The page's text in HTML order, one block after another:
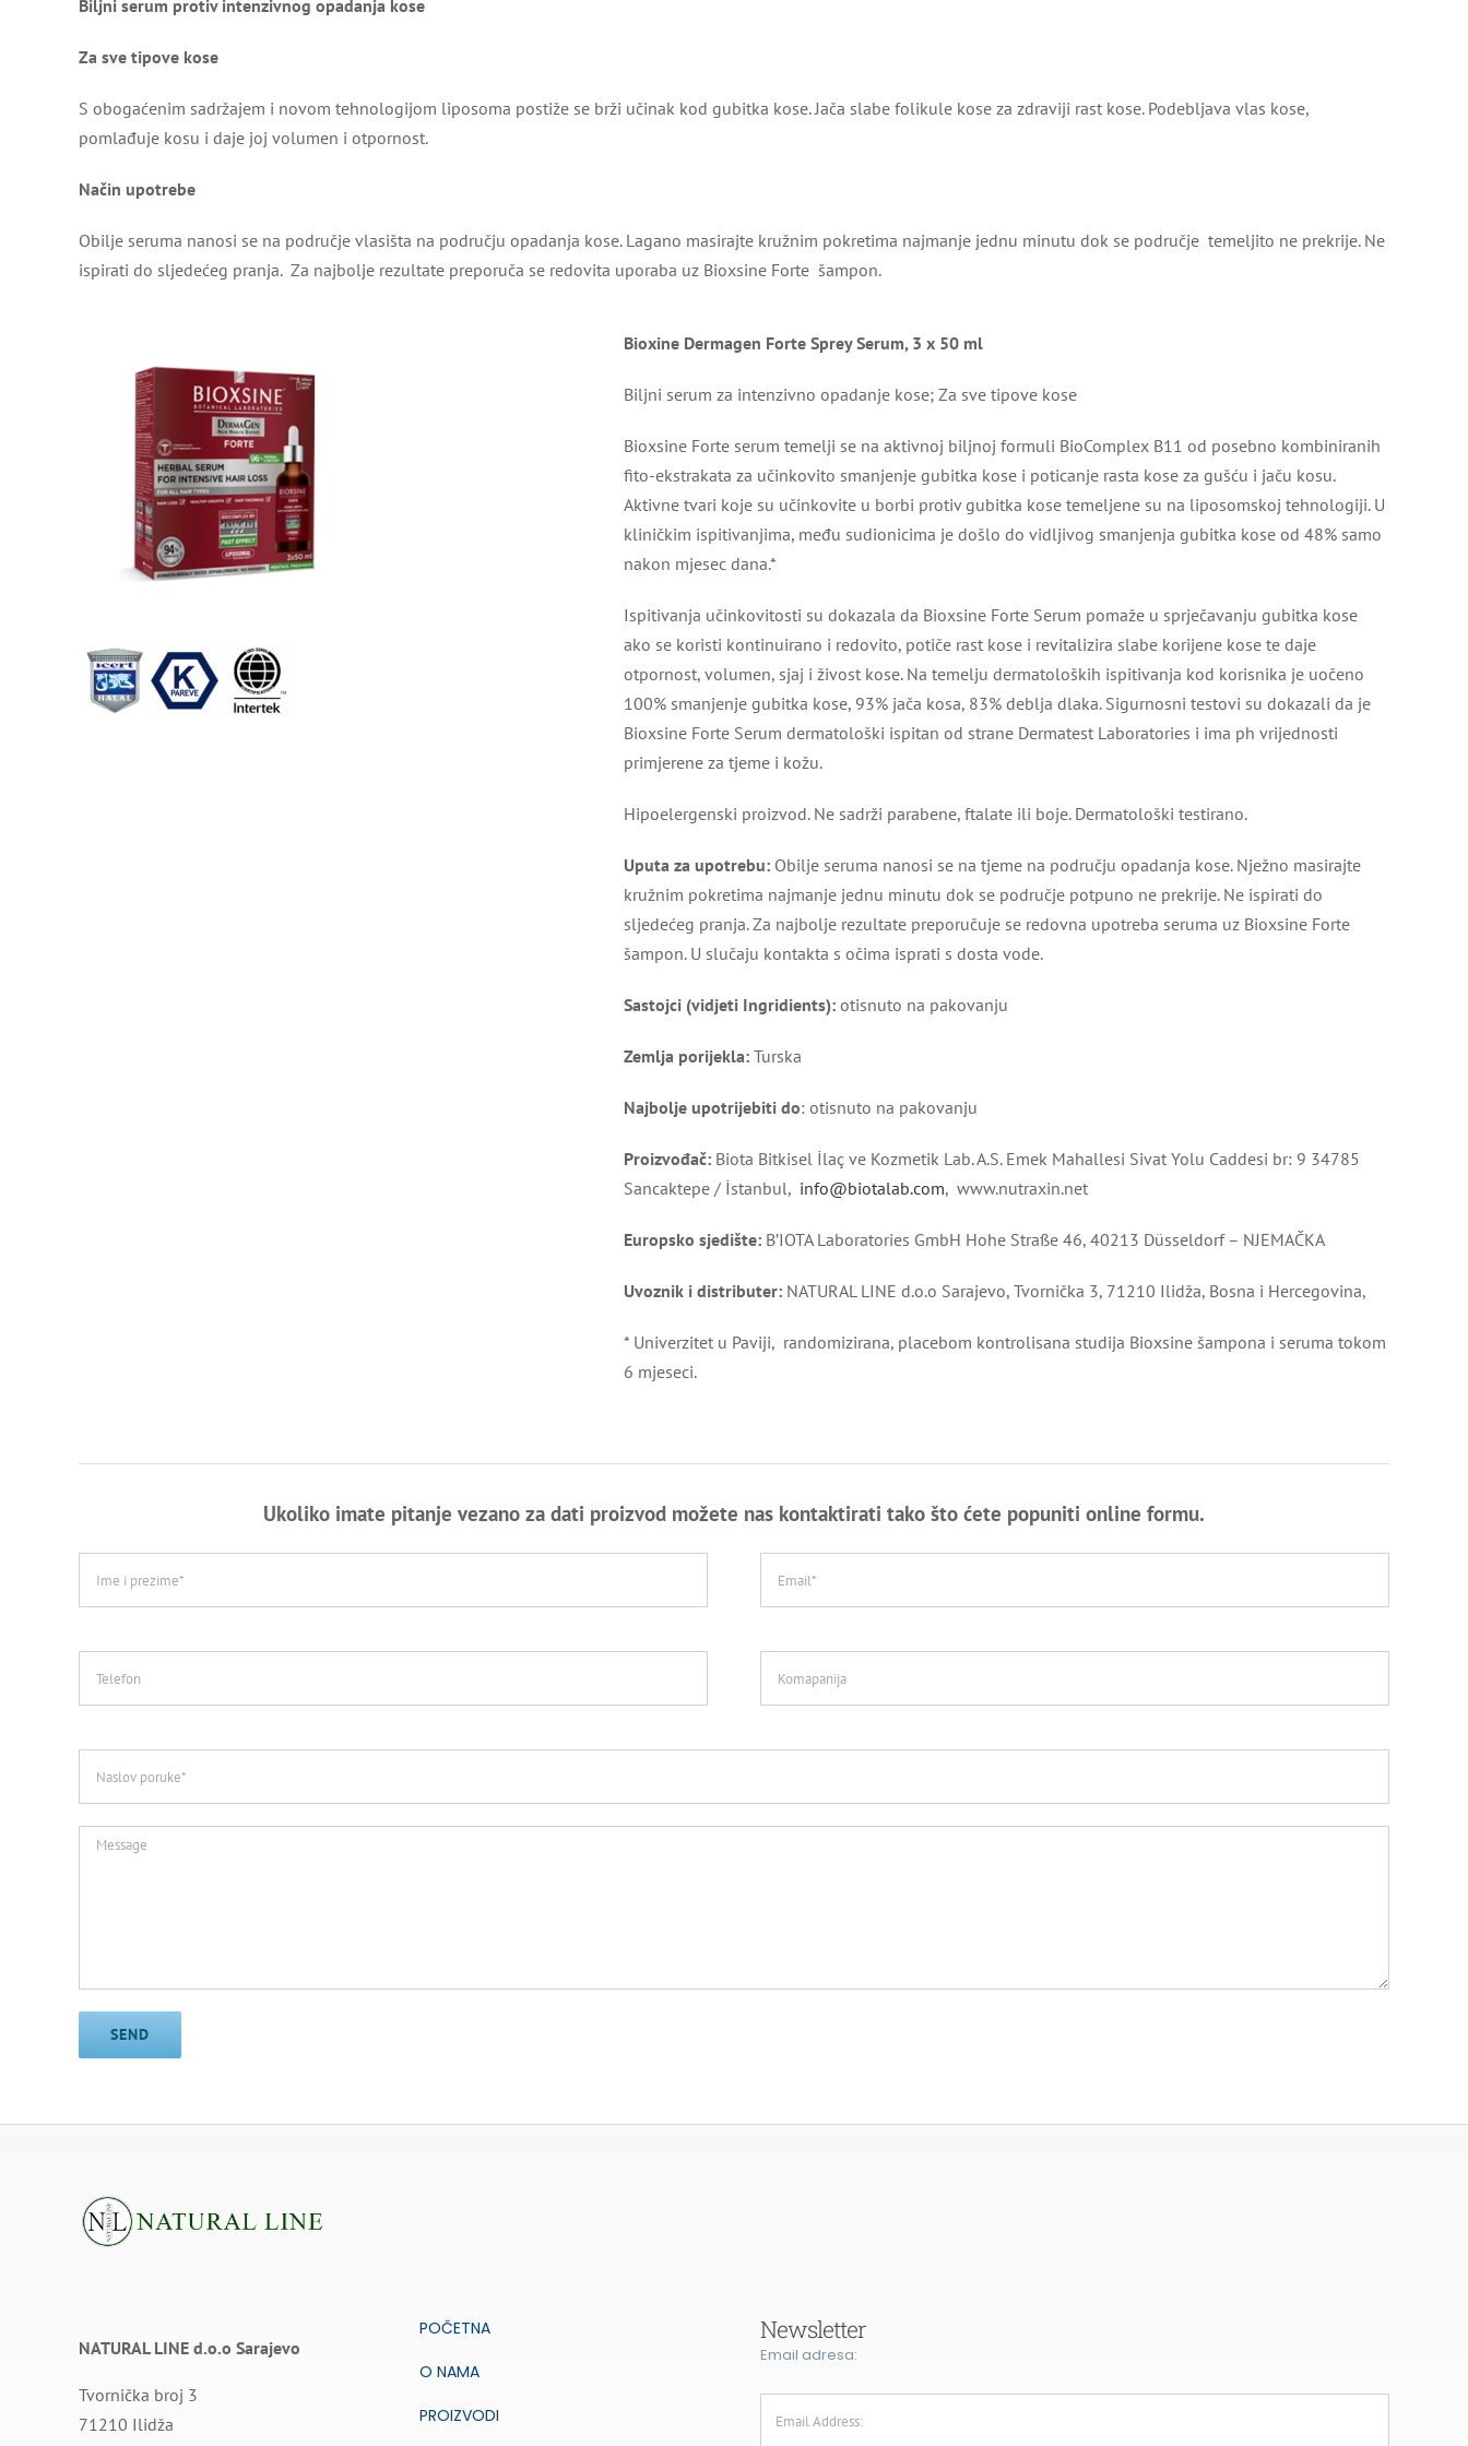
Biljni serum protiv intenzivnog opadanja kose
Za sve tipove kose
S obogaćenim sadržajem i novom tehnologijom liposoma postiže se brži učinak kod gubitka kose. Jača slabe folikule kose za zdraviji rast kose. Podebljava vlas kose,
pomlađuje kosu i daje joj volumen i otpornost.
Način upotrebe
Obilje seruma nanosi se na područje vlasišta na području opadanja kose. Lagano masirajte kružnim pokretima najmanje jednu minutu dok se područje temeljito ne prekrije. Ne
ispirati do sljedećeg pranja. Za najbolje rezultate preporuča se redovita uporaba uz Bioxsine Forte šampon.
Bioxine Dermagen Forte Sprey Serum, 3 x 50 ml
Biljni serum za intenzivno opadanje kose; Za sve tipove kose
Bioxsine Forte serum temelji se na aktivnoj biljnoj formuli BioComplex B11 od posebno kombiniranih
fito-ekstrakata za učinkovito smanjenje gubitka kose i poticanje rasta kose za gušću i jaču kosu.
Aktivne tvari koje su učinkovite u borbi protiv gubitka kose temeljene su na liposomskoj tehnologiji. U
kliničkim ispitivanjima, među sudionicima je došlo do vidljivog smanjenja gubitka kose od 48% samo
nakon mjesec dana.*
Ispitivanja učinkovitosti su dokazala da Bioxsine Forte Serum pomaže u sprječavanju gubitka kose
ako se koristi kontinuirano i redovito, potiče rast kose i revitalizira slabe korijene kose te daje
otpornost, volumen, sjaj i živost kose. Na temelju dermatoloških ispitivanja kod korisnika je uočeno
100% smanjenje gubitka kose, 93% jača kosa, 83% deblja dlaka. Sigurnosni testovi su dokazali da je
Bioxsine Forte Serum dermatološki ispitan od strane Dermatest Laboratories i ima ph vrijednosti
primjerene za tjeme i kožu.
Hipoelergenski proizvod. Ne sadrži parabene, ftalate ili boje. Dermatološki testirano.
Uputa za upotrebu: Obilje seruma nanosi se na tjeme na području opadanja kose. Nježno masirajte
kružnim pokretima najmanje jednu minutu dok se područje potpuno ne prekrije. Ne ispirati do
sljedećeg pranja. Za najbolje rezultate preporučuje se redovna upotreba seruma uz Bioxsine Forte
šampon. U slučaju kontakta s očima isprati s dosta vode.
Sastojci (vidjeti Ingridients):otisnuto na pakovanju
Zemlja porijekla: Turska
Najbolje upotrijebiti do: otisnuto na pakovanju
Proizvođač: Biota Bitkisel İlaç ve Kozmetik Lab. A.S. Emek Mahallesi Sivat Yolu Caddesi br: 9 34785
Sancaktepe / İstanbul, info@biotalab.com, www.nutraxin.net
Europsko sjedište: B’IOTA Laboratories GmbH Hohe Straße 46, 40213 Düsseldorf – NJEMAČKA
Uvoznik i distributer: NATURAL LINE d.o.o Sarajevo, Tvornička 3, 71210 Ilidža, Bosna i Hercegovina,
* Univerzitet u Paviji, randomizirana, placebom kontrolisana studija Bioxsine šampona i seruma tokom
6 mjeseci.
Ukoliko imate pitanje vezano za dati proizvod možete nas kontaktirati tako što ćete popuniti online formu.
NATURAL LINE d.o.o Sarajevo
Tvornička broj 3
71210 Ilidža
POČETNA
O NAMA
PROIZVODI
Newsletter
Email adresa: